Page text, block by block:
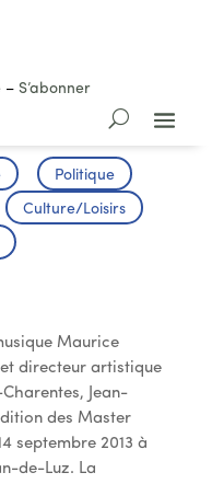
– S’abonner
Politique
Culture/Loisirs
Maurice
directeur artistique
Jean-
des Master
septembre 2013 à
de-Luz. La